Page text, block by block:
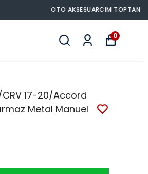
0
17-20/Accord
Metal Manuel